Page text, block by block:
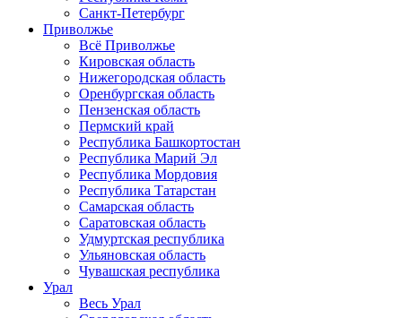
Санкт-Петербург
Приволжье
Всё Приволжье
Кировская область
Нижегородская область
Оренбургская область
Пензенская область
Пермский край
Республика Башкортостан
Республика Марий Эл
Республика Мордовия
Республика Татарстан
Самарская область
Саратовская область
Удмуртская республика
Ульяновская область
Чувашская республика
Урал
Весь Урал